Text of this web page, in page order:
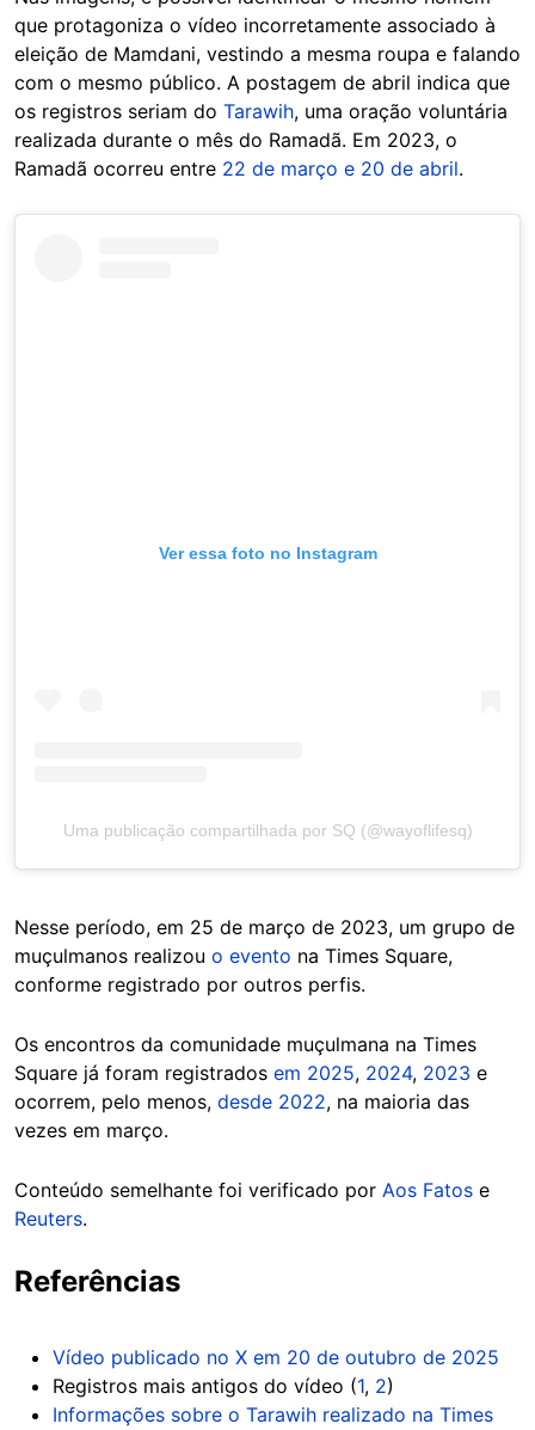
que protagoniza o vídeo incorretamente associado à
eleição de Mamdani, vestindo a mesma roupa e falando
com o mesmo público. A postagem de abril indica que
os registros seriam do Tarawih, uma oração voluntária
realizada durante o mês do Ramadã. Em 2023, o
Ramadã ocorreu entre 22 de março e 20 de abril.
Ver essa foto no Instagram
Uma publicação compartilhada por SQ (@wayoflifesq)
Nesse período, em 25 de março de 2023, um grupo de
muçulmanos realizou o evento na Times Square,
conforme registrado por outros perfis.
Os encontros da comunidade muçulmana na Times
Square já foram registrados em 2025, 2024, 2023 e
ocorrem, pelo menos, desde 2022, na maioria das
vezes em março.
Conteúdo semelhante foi verificado por Aos Fatos e
Reuters.
Referências
Vídeo publicado no X em 20 de outubro de 2025
Registros mais antigos do vídeo (1, 2)
Informações sobre o Tarawih realizado na Times